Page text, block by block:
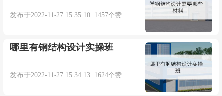
结构设计方法及规范要点。框架结构设计，是建筑
结构设计最基础的结构设计形式。所以这章内容是
很重要，也是进入设计院敲门砖。
模块三：异形柱框架结构设计培训
发布于2022-11-27 15:35:10 1457个赞
哪里有钢结构设计实操班
发布于2022-11-27 15:34:13 1624个赞